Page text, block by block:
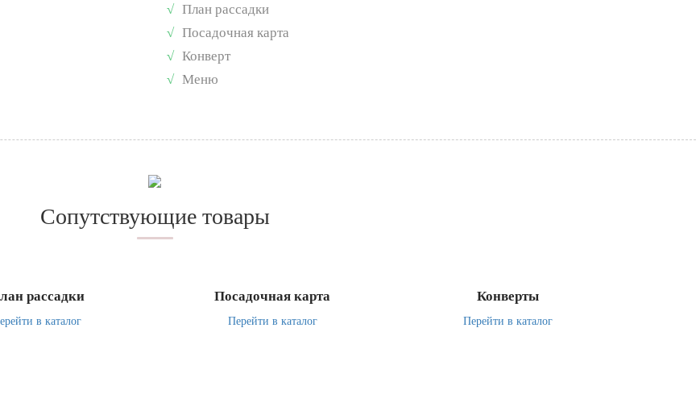
√ План рассадки
√ Посадочная карта
√ Конверт
√ Меню
Сопутствующие товары
рассадки
в каталог
Посадочная карта
Перейти в каталог
Конверты
Перейти в каталог